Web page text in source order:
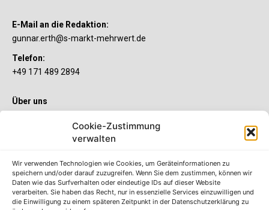
Cookie-Zustimmung
verwalten
Wir verwenden Technologien wie Cookies, um Geräteinformationen zu
speichern und/oder darauf zuzugreifen. Wenn Sie dem zustimmen, können wir
Daten wie das Surfverhalten oder eindeutige IDs auf dieser Website
verarbeiten. Sie haben das Recht, nur in essenzielle Services einzuwilligen und
die Einwilligung zu einem späteren Zeitpunkt in der Datenschutzerklärung zu
E-Mail an die Redaktion:
gunnar.erth@s-markt-mehrwert.de
Telefon:
+49 171 489 2894
Über uns
Sie wollen mehr als ein gewöhnliches Girokonto? Dann ist unser
S-Quin Konto genau das Richtige für Sie. Die beiden
etliche Inklusivleistungen. Im S-Quin Magazin erfahren Sie
immer, was es Neues gibt.
Die S-Quin Kontomodelle